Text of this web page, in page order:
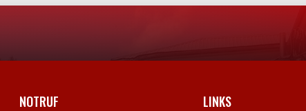
NOTRUF LINKS